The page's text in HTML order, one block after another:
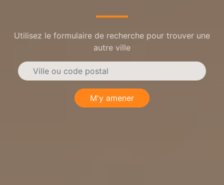
Utilisez le formulaire de recherche pour trouver une
autre ville
M'y amener